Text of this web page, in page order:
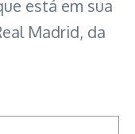
está em sua
Madrid, da